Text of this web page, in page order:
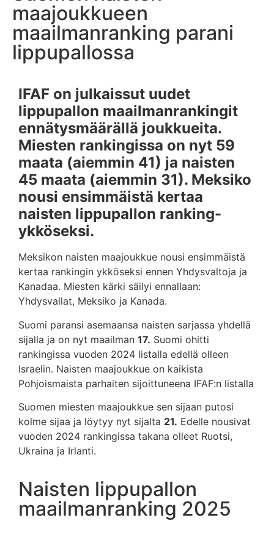
maajoukkueen
maailmanranking parani
lippupallossa
IFAF on julkaissut uudet
lippupallon maailmanrankingit
ennätysmäärällä joukkueita.
Miesten rankingissa on nyt 59
maata (aiemmin 41) ja naisten
45 maata (aiemmin 31). Meksiko
nousi ensimmäistä kertaa
naisten lippupallon ranking-
ykköseksi.
Meksikon naisten maajoukkue nousi ensimmäistä
kertaa rankingin ykköseksi ennen Yhdysvaltoja ja
Kanadaa. Miesten kärki säilyi ennallaan:
Yhdysvallat, Meksiko ja Kanada.
Suomi paransi asemaansa naisten sarjassa yhdellä
sijalla ja on nyt maailman 17. Suomi ohitti
rankingissa vuoden 2024 listalla edellä olleen
Israelin. Naisten maajoukkue on kaikista
Pohjoismaista parhaiten sijoittuneena IFAF:n listalla
Suomen miesten maajoukkue sen sijaan putosi
kolme sijaa ja löytyy nyt sijalta 21. Edelle nousivat
vuoden 2024 rankingissa takana olleet Ruotsi,
Ukraina ja Irlanti.
Naisten lippupallon
maailmanranking 2025